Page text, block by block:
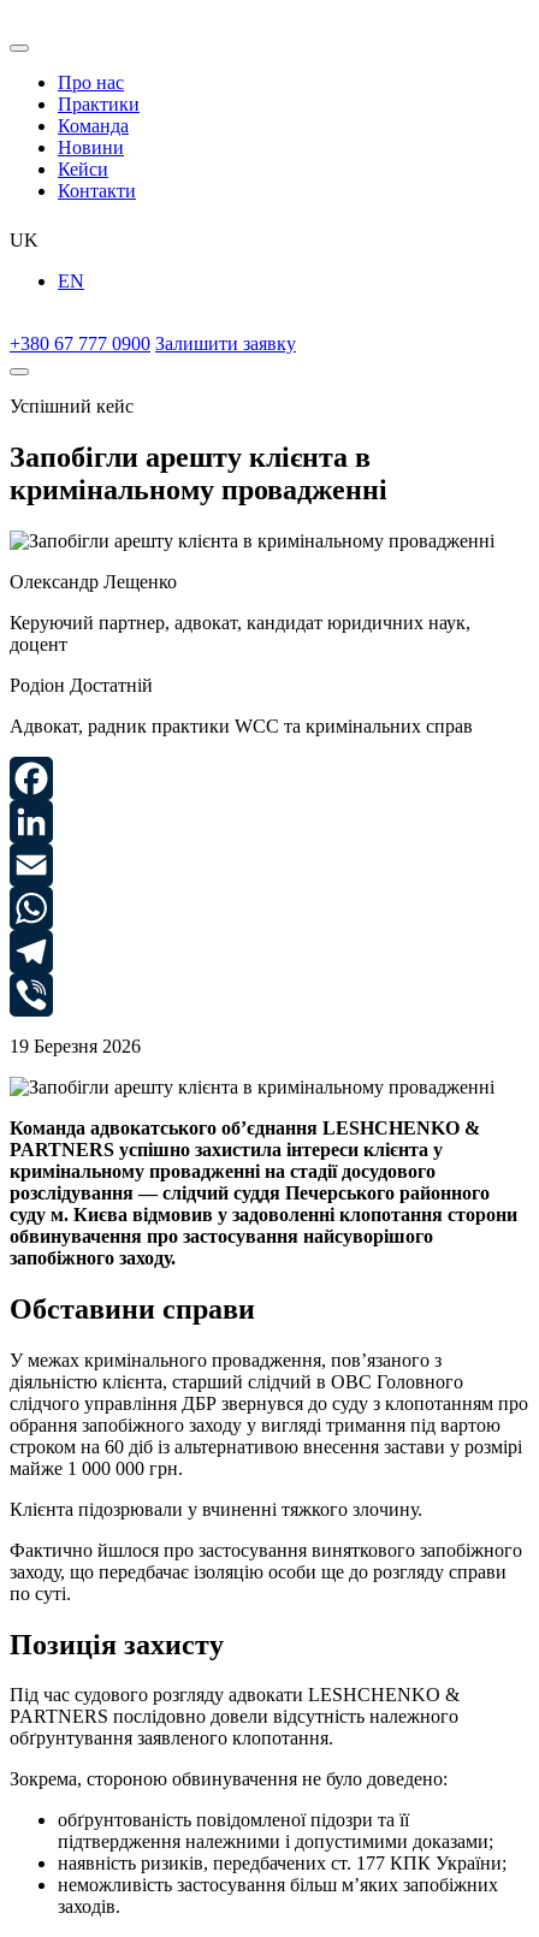
Про нас
Практики
Команда
Новини
Кейси
Контакти
UK
EN
+380 67 777 0900 Залишити заявку
Успішний кейс
Запобігли арешту клієнта в
кримінальному провадженні
Олександр Лещенко
Керуючий партнер, адвокат, кандидат юридичних наук,
доцент
Родіон Достатній
Адвокат, радник практики WCC та кримінальних справ
Facebook
LinkedIn
Email
WhatsApp
Telegram
Viber
19 Березня 2026
Команда адвокатського об’єднання LESHCHENKO &
PARTNERS успішно захистила інтереси клієнта у
кримінальному провадженні на стадії досудового
розслідування — слідчий суддя Печерського районного
суду м. Києва відмовив у задоволенні клопотання сторони
обвинувачення про застосування найсуворішого
запобіжного заходу.
Обставини справи
У межах кримінального провадження, пов’язаного з
діяльністю клієнта, старший слідчий в ОВС Головного
слідчого управління ДБР звернувся до суду з клопотанням про
обрання запобіжного заходу у вигляді тримання під вартою
строком на 60 діб із альтернативою внесення застави у розмірі
майже 1 000 000 грн.
Клієнта підозрювали у вчиненні тяжкого злочину.
Фактично йшлося про застосування виняткового запобіжного
заходу, що передбачає ізоляцію особи ще до розгляду справи
по суті.
Позиція захисту
Під час судового розгляду адвокати LESHCHENKO &
PARTNERS послідовно довели відсутність належного
обґрунтування заявленого клопотання.
Зокрема, стороною обвинувачення не було доведено:
обґрунтованість повідомленої підозри та її
підтвердження належними і допустимими доказами;
наявність ризиків, передбачених ст. 177 КПК України;
неможливість застосування більш м’яких запобіжних
заходів.